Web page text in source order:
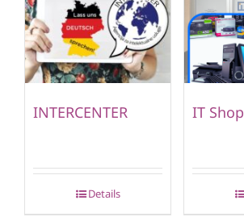
INTERCENTER
Details
IT Shop